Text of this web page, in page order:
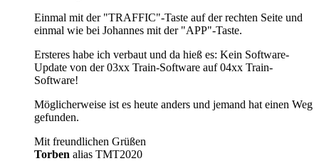
Einmal mit der "TRAFFIC"-Taste auf der rechten Seite und
einmal wie bei Johannes mit der "APP"-Taste.
Ersteres habe ich verbaut und da hieß es: Kein Software-
Update von der 03xx Train-Software auf 04xx Train-
Software!
Möglicherweise ist es heute anders und jemand hat einen Weg
gefunden.
Mit freundlichen Grüßen
Torben alias TMT2020